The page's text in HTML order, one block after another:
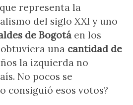
representa la
del siglo XXI y uno
de Bogotá en los
una cantidad de
la izquierda no
No pocos se
consiguió esos votos?